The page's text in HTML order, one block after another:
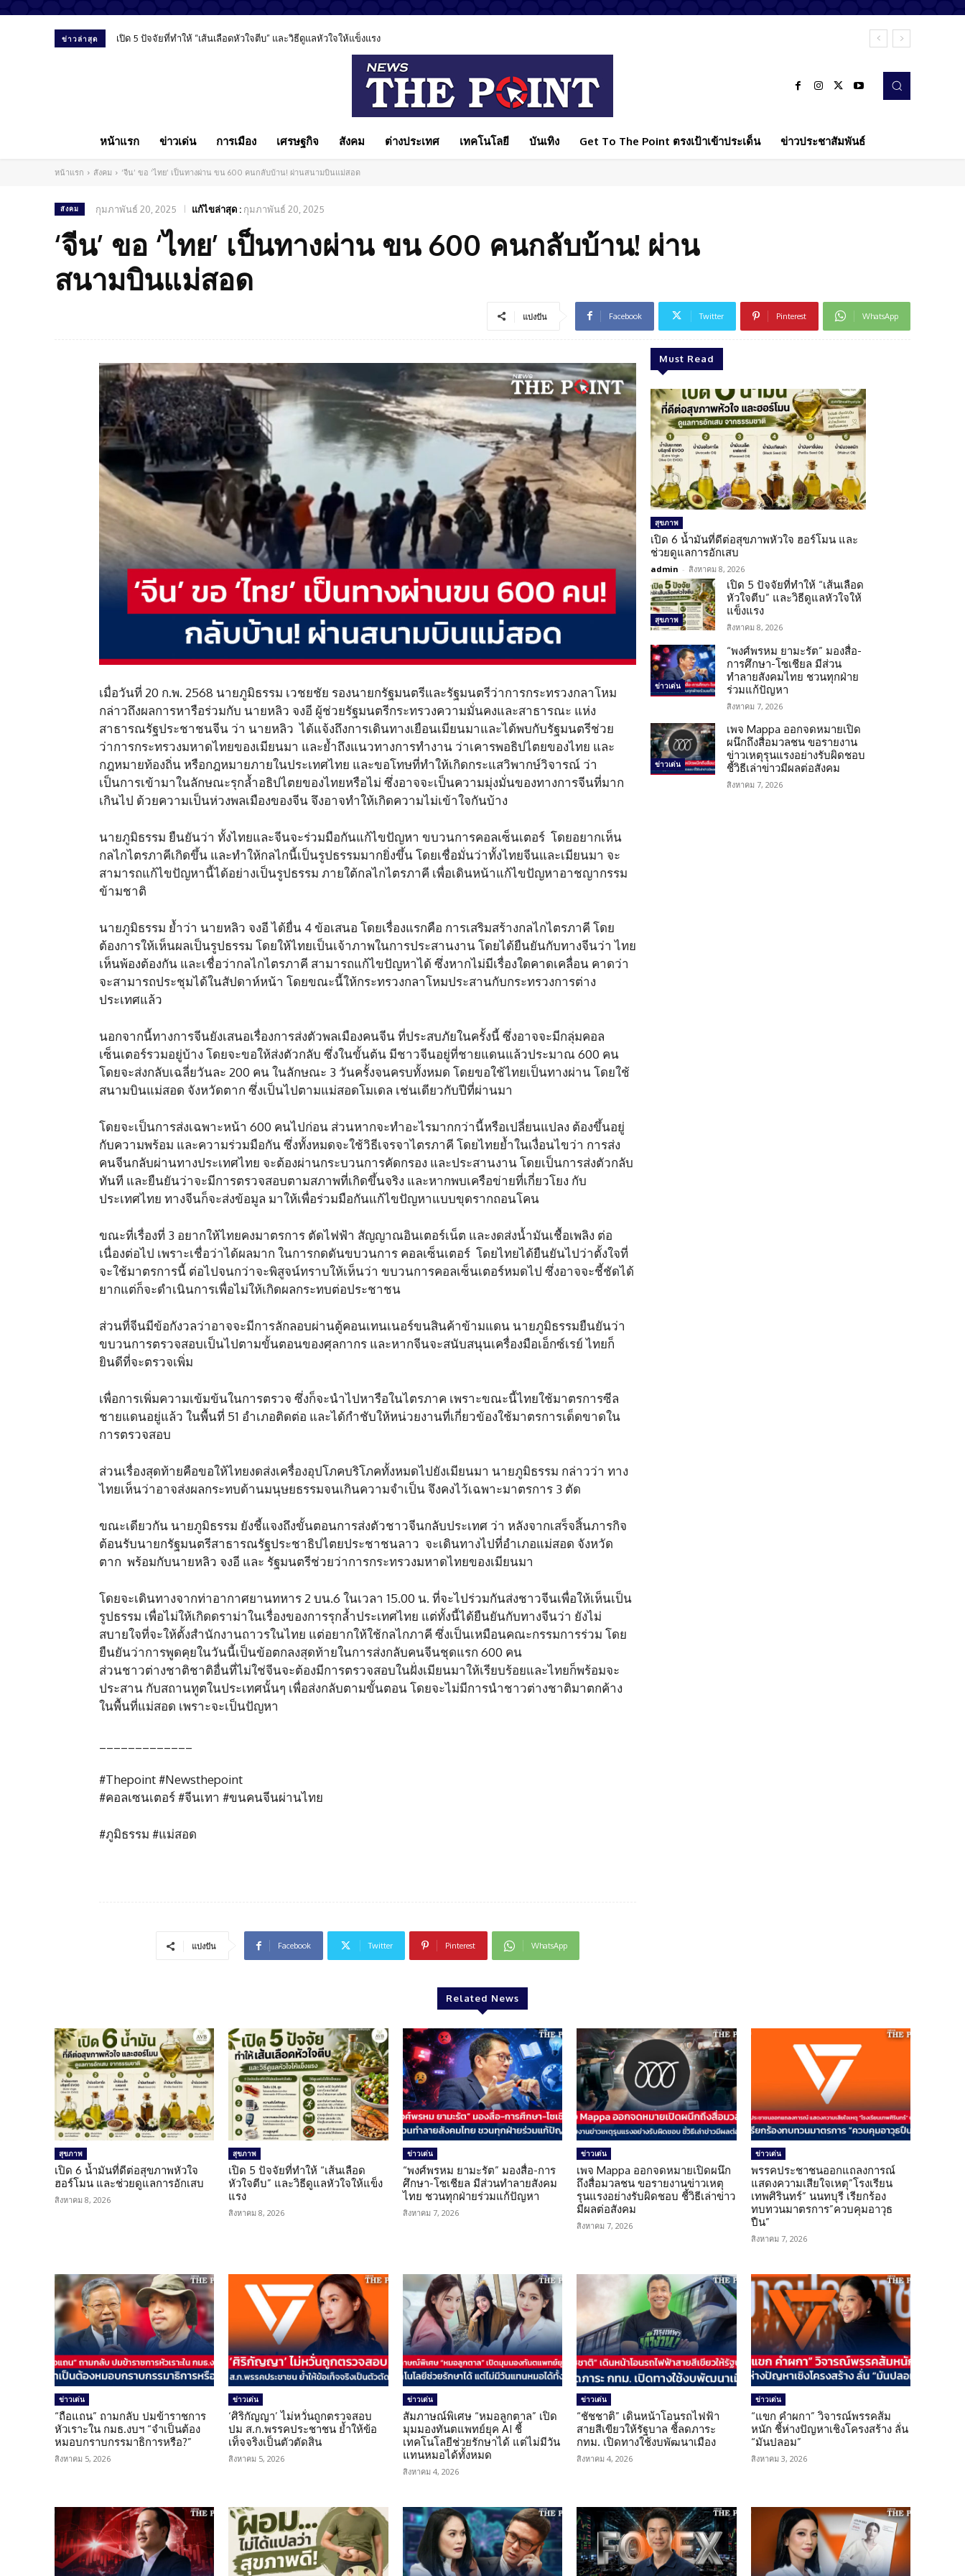
ข่าวล่าสุด เปิด 5 ปัจจัยที่ทำให้ “เส้นเลือดหัวใจตีบ” และวิธีดูแลหัวใจให้แข็งแรง
“พงศ์พรหม ยามะรัต” มองสื่อ-การศึกษา-โซเชียล มีส่วนทำลายสังคมไทย ชวนทุกฝ่ายร่วมแก้ปัญหา
หน้าแรก ข่าวเด่น การเมือง เศรษฐกิจ สังคม ต่างประเทศ เทคโนโลยี บันเทิง Get To The Point ตรงเป้าเข้าประเด็น ข่าวประชาสัมพันธ์
หน้าแรก สังคม ‘จีน’ ขอ ‘ไทย’ เป็นทางผ่าน ขน 600 คนกลับบ้าน! ผ่านสนามบินแม่สอด
สังคม กุมภาพันธ์ 20, 2025 แก้ไขล่าสุด : กุมภาพันธ์ 20, 2025
‘จีน’ ขอ ‘ไทย’ เป็นทางผ่าน ขน 600 คนกลับบ้าน! ผ่าน
สนามบินแม่สอด
แบ่งปัน Facebook Twitter Pinterest WhatsApp
เมื่อวันที่ 20 ก.พ. 2568 นายภูมิ​ธรรม​ เวชย​ชัย​ รองนายกรัฐมนตรีและรัฐมนตรีว่าการกระทรวงกลาโหม
กล่าวถึงผลการหารือร่วมกับ​ นายหลิว จงอี ผู้ช่วยรัฐมนตรีกระทรวงความมั่นคงและสาธารณะ แห่ง
สาธารณรัฐประชาชนจีน​ ว่า​ นายหลิว ได้แจ้งถึงการเดินทางเยือนเมียนมาและได้พบกับรัฐมนตรีช่วย
ว่าการกระทรวงมหาดไทยของเมียนมา และย้ำถึงแนวทางการทำงาน ว่าเคารพอธิปไตยของไทย และ
กฎหมายท้องถิ่น หรือกฎหมายภายในประเทศไทย และขอโทษที่ทำให้เกิดกระแสวิพากษ์วิจารณ์​ ว่า
เป็นการเข้ามาในลักษณะรุกล้ำอธิปไตยของไทยหรือไม่ ซึ่งอาจจะเป็นความมุ่งมั่นของทางการจีนที่มาก
เกินไป ด้วยความเป็นห่วงพลเมืองของจีน จึงอาจทำให้เกิดความไม่เข้าใจกันบ้าง
นายภูมิธรรม​ ยืนยันว่า​ ทั้งไทยและจีนจะร่วมมือกันแก้ไขปัญหา ขบวนการคอลเซ็นเตอร์​ โดยอยากเห็น
กลไกไตรภาคีเกิดขึ้น และทำให้กลไกนี้เป็นรูปธรรมมากยิ่งขึ้น โดยเชื่อมั่นว่าทั้งไทยจีนและเมียนมา จะ
สามารถแก้ไขปัญหานี้ได้อย่างเป็นรูปธรรม ภายใต้กลไกไตรภาคี เพื่อเดินหน้าแก้ไขปัญหาอาชญากรรม
ข้ามชาติ
นายภูมิธรรม​ ย้ำว่า​ นายหลิว จงอี ได้ยื่น 4 ข้อเสนอ โดยเรื่องแรกคือ การเสริมสร้างกลไกไตรภาคี โดย
ต้องการให้เห็นผลเป็นรูปธรรม โดยให้ไทยเป็นเจ้าภาพในการประสานงาน โดยได้ยืนยันกับทางจีนว่า​ ไทย
เห็นพ้องต้องกัน และเชื่อว่ากลไกไตรภาคี สามารถแก้ไขปัญหาได้​ ซึ่งหากไม่มีเรื่องใดคาดเคลื่อน คาดว่า
จะสามารถประชุมได้ในสัปดาห์หน้า โดยขณะนี้ให้กระทรวงกลาโหมประสานกับกระทรวงการต่าง
ประเทศแล้ว
นอกจากนี้ทางการจีนยังเสนอเรื่องการส่งตัวพลเมืองคนจีน ที่ประสบภัยในครั้งนี้ ซึ่งอาจจะมีกลุ่มคอล
เซ็นเตอร์​รวมอยู่บ้าง โดยจะขอให้ส่งตัวกลับ​ ซึ่งในขั้นต้น มีชาวจีนอยู่ที่ชายแดนแล้วประมาณ 600 คน​
โดยจะส่งกลับเฉลี่ย​วันละ 200 คน ในลักษณะ​ 3 วันครั้งจนครบทั้งหมด โดยขอใช้ไทยเป็นทางผ่าน โดยใช้
สนามบินแม่สอด​ จังหวัดตาก ซึ่งเป็นไปตามแม่สอดโมเดล เช่นเดียวกับปีที่ผ่านมา
โดยจะเป็นการส่งเฉพาะหน้า 600 คนไปก่อน ส่วนหากจะทำอะไรมากกว่านี้หรือเปลี่ยนแปลง ต้องขึ้นอยู่
กับความพร้อม และความร่วมมือกัน ซึ่งทั้งหมดจะใช้วิธีเจรจาไตรภาคี โดยไทยย้ำในเงื่อนไขว่า การส่ง
คนจีนกลับผ่านทางประเทศไทย จะต้องผ่านกระบวนการคัดกรอง และประสานงาน โดยเป็นการส่งตัวกลับ
ทันที​ และยืนยันว่าจะมีการตรวจสอบตามสภาพที่เกิดขึ้นจริง และหากพบเครือข่ายที่เกี่ยวโยง กับ
ประเทศไทย ทางจีนก็จะส่งข้อมูล มาให้เพื่อร่วมมือกันแก้ไขปัญหาแบบขุดรากถอนโคน
ขณะที่เรื่องที่ 3 อยากให้ไทยคงมาตรการ ตัดไฟฟ้า สัญญาณอินเตอร์เน็ต และงดส่งน้ำมันเชื้อเพลิง ต่อ
เนื่องต่อไป เพราะเชื่อว่าได้ผลมาก ในการกดดันขบวนการ คอล​เซ็นเตอร์​ โดยไทยได้ยืนยันไปว่าตั้งใจที่
จะใช้มาตรการนี้ ต่อไปจนกว่าจะพิสูจน์ทราบให้เห็นว่า ขบวนการคอล​เซ็นเตอร์​หมดไป ซึ่งอาจจะชี้ชัดได้
ยากแต่ก็จะดำเนินการเพื่อไม่ให้เกิดผลกระทบต่อประชาชน​
ส่วนที่จีนมีข้อกังวลว่าอาจจะมีการลักลอบผ่านตู้คอนเทนเนอร์ขนสินค้าข้ามแดน นายภูมิธรรมยืนยันว่า
ขบวนการตรวจสอบเป็นไปตามขั้นตอนของศุลกากร และหากจีนจะสนับสนุนเครื่องมือเอ็กซ์​เรย์ ไทยก็
ยินดีที่จะตรวจเพิ่ม
เพื่อการเพิ่มความเข้มข้นในการตรวจ ซึ่งก็จะนำไปหารือในไตรภาค เพราะขณะนี้ไทยใช้มาตรการซีล
ชายแดนอยู่แล้ว ในพื้นที่ 51 อำเภอติดต่อ​ และได้กำชับให้หน่วยงานที่เกี่ยวข้องใช้มาตรการเด็ดขาดใน
การตรวจสอบ
ส่วนเรื่องสุดท้ายคือขอให้ไทยงดส่งเครื่องอุปโภคบริโภคทั้งหมดไปยังเมียนมา นายภูมิธรรม​ กล่าวว่า​ ทาง
ไทยเห็นว่าอาจส่งผลกระทบด้านมนุษยธรรมจนเกินความจำเป็น​ จึงคงไว้เฉพาะมาตรการ 3​ ตัด​
ขณะเดียวกัน​ นายภูมิธรรม​ ยังชี้แจงถึงขั้นตอนการส่งตัวชาวจีนกลับประเทศ ว่า หลังจากเสร็จสิ้นภารกิจ
ต้อนรับนายกรัฐมนตรีสาธารณรัฐประชาธิปไตยประชาชนลาว จะเดินทางไปที่อำเภอแม่สอด​ จังหวัด
ตาก พร้อมกับนายหลิว​ จงอี​ และ รัฐมนตรีช่วยว่าการกระทรวงมหาดไทยของเมียนมา​
โดยจะเดินทางจากท่าอากาศยานทหาร 2​ บน.​6 ในเวลา​ 15.00 น.​ ที่จะไปร่วมกันส่งชาวจีนเพื่อให้เห็นเป็น
รูปธรรม เพื่อไม่ให้เกิดดราม่าในเรื่องของการรุกล้ำประเทศไทย แต่ทั้งนี้ได้ยืนยันกับทางจีนว่า ยังไม่
สบายใจที่จะให้ตั้งสำนักงานถาวรในไทย แต่อยากให้ใช้กลไกภาคี​ ซึ่งเป็นเหมือนคณะกรรมการร่วม​ โดย
ยืนยันว่าการพูดคุยในวันนี้เป็นข้อตกลงสุดท้ายในการส่งกลับคนจีนชุดแรก 600 คน​
ส่วนชาวต่างชาติชาติอื่นที่ไม่ใช่จีนจะต้องมีการตรวจสอบในฝั่งเมียนมาให้เรียบร้อยและไทยก็พร้อมจะ
ประสาน กับสถานทูตในประเทศนั้นๆ เพื่อส่งกลับตามขั้นตอน​ โดยจะไม่มีการนำชาวต่างชาติมาตกค้าง
ในพื้นที่แม่สอด เพราะจะเป็นปัญหา​
#Thepoint #Newsthepoint
#คอลเซนเตอร์ #จีนเทา #ขนคนจีนผ่านไทย
#ภูมิธรรม #แม่สอด
แบ่งปัน Facebook Twitter Pinterest WhatsApp
Must Read
สุขภาพ
เปิด 6 น้ำมันที่ดีต่อสุขภาพหัวใจ ฮอร์โมน และ
ช่วยดูแลการอักเสบ
admin - สิงหาคม 8, 2026
สุขภาพ
เปิด 5 ปัจจัยที่ทำให้ “เส้นเลือด
หัวใจตีบ” และวิธีดูแลหัวใจให้
แข็งแรง
สิงหาคม 8, 2026
ข่าวเด่น
“พงศ์พรหม ยามะรัต” มองสื่อ-
การศึกษา-โซเชียล มีส่วน
ทำลายสังคมไทย ชวนทุกฝ่าย
ร่วมแก้ปัญหา
สิงหาคม 7, 2026
ข่าวเด่น
เพจ Mappa ออกจดหมายเปิด
ผนึกถึงสื่อมวลชน ขอรายงาน
ข่าวเหตุรุนแรงอย่างรับผิดชอบ
ชี้วิธีเล่าข่าวมีผลต่อสังคม
สิงหาคม 7, 2026
Related News
สุขภาพ
เปิด 6 น้ำมันที่ดีต่อสุขภาพหัวใจ
ฮอร์โมน และช่วยดูแลการอักเสบ
สิงหาคม 8, 2026
สุขภาพ
เปิด 5 ปัจจัยที่ทำให้ “เส้นเลือด
หัวใจตีบ” และวิธีดูแลหัวใจให้แข็ง
แรง
สิงหาคม 8, 2026
ข่าวเด่น
“พงศ์พรหม ยามะรัต” มองสื่อ-การ
ศึกษา-โซเชียล มีส่วนทำลายสังคม
ไทย ชวนทุกฝ่ายร่วมแก้ปัญหา
สิงหาคม 7, 2026
ข่าวเด่น
เพจ Mappa ออกจดหมายเปิดผนึก
ถึงสื่อมวลชน ขอรายงานข่าวเหตุ
รุนแรงอย่างรับผิดชอบ ชี้วิธีเล่าข่าว
มีผลต่อสังคม
สิงหาคม 7, 2026
ข่าวเด่น
พรรคประชาชนออกแถลงการณ์
แสดงความเสียใจเหตุ”โรงเรียน
เทพศิรินทร์” นนทบุรี เรียกร้อง
ทบทวนมาตรการ”ควบคุมอาวุธ
ปืน”
สิงหาคม 7, 2026
ข่าวเด่น
“ถือแถน” ถามกลับ ปมข้าราชการ
หัวเราะใน กมธ.งบฯ “จำเป็นต้อง
หมอบกราบกรรมาธิการหรือ?”
สิงหาคม 5, 2026
ข่าวเด่น
‘ศิริกัญญา’ ไม่หวั่นถูกตรวจสอบ
ปม ส.ก.พรรคประชาชน ย้ำให้ข้อ
เท็จจริงเป็นตัวตัดสิน
สิงหาคม 5, 2026
ข่าวเด่น
สัมภาษณ์พิเศษ “หมอลูกตาล” เปิด
มุมมองทันตแพทย์ยุค AI ชี้
เทคโนโลยีช่วยรักษาได้ แต่ไม่มีวัน
แทนหมอได้ทั้งหมด
สิงหาคม 4, 2026
ข่าวเด่น
“ชัชชาติ” เดินหน้าโอนรถไฟฟ้า
สายสีเขียวให้รัฐบาล ชี้ลดภาระ
กทม. เปิดทางใช้งบพัฒนาเมือง
สิงหาคม 4, 2026
ข่าวเด่น
“แขก คำผกา” วิจารณ์พรรคส้ม
หนัก ชี้ห่างปัญหาเชิงโครงสร้าง ลั่น
“มันปลอม”
สิงหาคม 3, 2026